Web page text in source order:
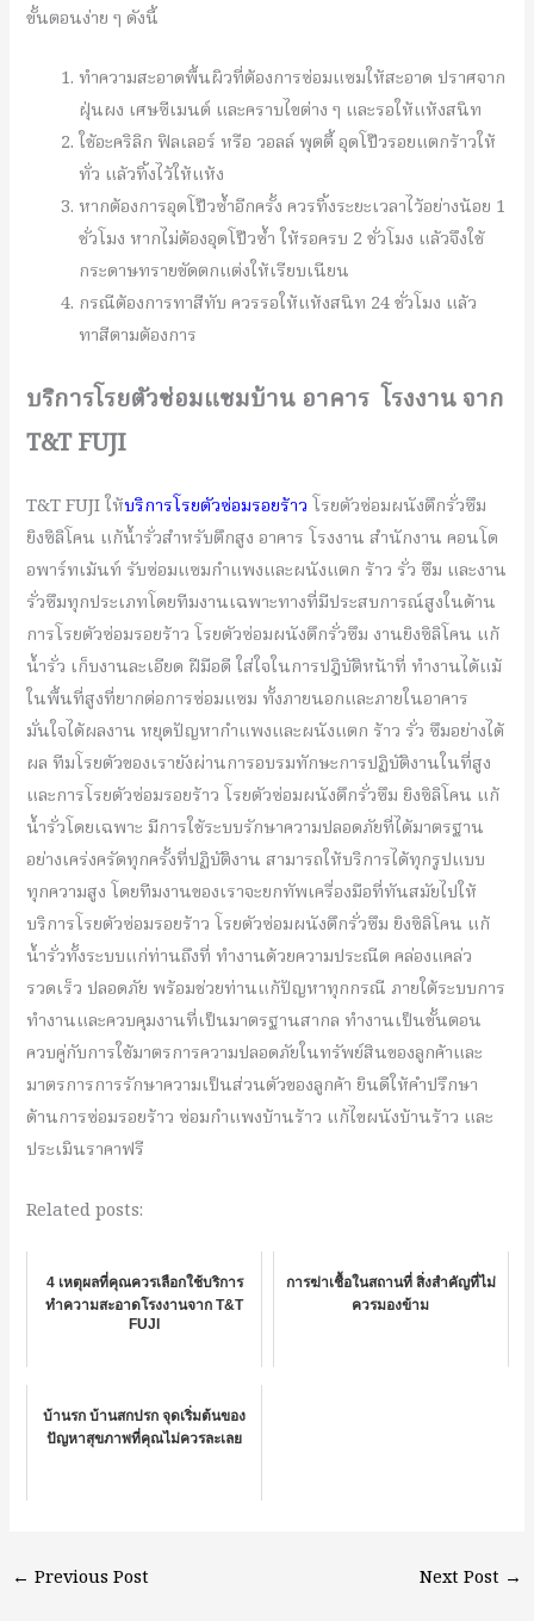
ขั้นตอนง่าย ๆ ดังนี้
ทำความสะอาดพื้นผิวที่ต้องการซ่อมแซมให้สะอาด ปราศจาก
ฝุ่นผง เศษซีเมนต์ และคราบไขต่าง ๆ และรอให้แห้งสนิท
ใช้อะคริลิก ฟิลเลอร์ หรือ วอลล์ พุตตี้ อุดโป๊วรอยแตกร้าวให้
ทั่ว แล้วทิ้งไว้ให้แห้ง
หากต้องการอุดโป๊วซ้ำอีกครั้ง ควรทิ้งระยะเวลาไว้อย่างน้อย 1
ชั่วโมง หากไม่ต้องอุดโป๊วซ้ำ ให้รอครบ 2 ชั่วโมง แล้วจึงใช้
กระดาษทรายขัดตกแต่งให้เรียบเนียน
กรณีต้องการทาสีทับ ควรรอให้แห้งสนิท 24 ชั่วโมง แล้ว
ทาสีตามต้องการ
บริการโรยตัวซ่อมแซมบ้าน อาคาร โรงงาน จาก
T&T FUJI
T&T FUJI ให้บริการโรยตัวซ่อมรอยร้าว โรยตัวซ่อมผนังตึกรั่วซึม
ยิงซิลิโคน แก้น้ำรั่วสำหรับตึกสูง อาคาร โรงงาน สำนักงาน คอนโด
อพาร์ทเม้นท์ รับซ่อมแซมกำแพงและผนังแตก ร้าว รั่ว ซึม และงาน
รั่วซึมทุกประเภทโดยทีมงานเฉพาะทางที่มีประสบการณ์สูงในด้าน
การโรยตัวซ่อมรอยร้าว โรยตัวซ่อมผนังตึกรั่วซึม งานยิงซิลิโคน แก้
น้ำรั่ว เก็บงานละเอียด ฝีมือดี ใส่ใจในการปฎิบัติหน้าที่ ทำงานได้แม้
ในพื้นที่สูงที่ยากต่อการซ่อมแซม ทั้งภายนอกและภายในอาคาร
มั่นใจได้ผลงาน หยุดปัญหากำแพงและผนังแตก ร้าว รั่ว ซึมอย่างได้
ผล ทีมโรยตัวของเรายังผ่านการอบรมทักษะการปฏิบัติงานในที่สูง
และการโรยตัวซ่อมรอยร้าว โรยตัวซ่อมผนังตึกรั่วซึม ยิงซิลิโคน แก้
น้ำรั่วโดยเฉพาะ มีการใช้ระบบรักษาความปลอดภัยที่ได้มาตรฐาน
อย่างเคร่งครัดทุกครั้งที่ปฏิบัติงาน สามารถให้บริการได้ทุกรูปแบบ
ทุกความสูง โดยทีมงานของเราจะยกทัพเครื่องมือที่ทันสมัยไปให้
บริการโรยตัวซ่อมรอยร้าว โรยตัวซ่อมผนังตึกรั่วซึม ยิงซิลิโคน แก้
น้ำรั่วทั้งระบบแก่ท่านถึงที่ ทำงานด้วยความประณีต คล่องแคล่ว
รวดเร็ว ปลอดภัย พร้อมช่วยท่านแก้ปัญหาทุกกรณี ภายใต้ระบบการ
ทำงานและควบคุมงานที่เป็นมาตรฐานสากล ทำงานเป็นขั้นตอน
ควบคู่กับการใช้มาตรการความปลอดภัยในทรัพย์สินของลูกค้าและ
มาตรการการรักษาความเป็นส่วนตัวของลูกค้า ยินดีให้คำปรึกษา
ด้านการซ่อมรอยร้าว ซ่อมกำแพงบ้านร้าว แก้ไขผนังบ้านร้าว และ
ประเมินราคาฟรี
Related posts:
4 เหตุผลที่คุณควรเลือกใช้บริการ
ทำความสะอาดโรงงานจาก T&T
FUJI
การฆ่าเชื้อในสถานที่ สิ่งสำคัญที่ไม่
ควรมองข้าม
บ้านรก บ้านสกปรก จุดเริ่มต้นของ
ปัญหาสุขภาพที่คุณไม่ควรละเลย
← Previous Post Next Post →